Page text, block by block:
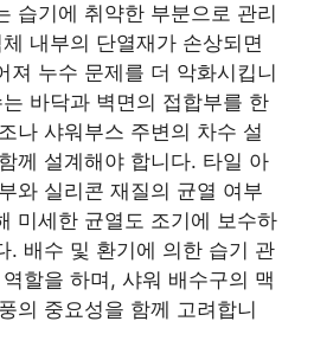
습기에 취약한 부분으로 관리
내부의 단열재가 손상되면
져 누수 문제를 더 악화시킵니
바닥과 벽면의 접합부를 한
나 샤워부스 주변의 차수 설
께 설계해야 합니다. 타일 아
와 실리콘 재질의 균열 여부
미세한 균열도 조기에 보수하
. 배수 및 환기에 의한 습기 관
할을 하며, 샤워 배수구의 맥
의 중요성을 함께 고려합니